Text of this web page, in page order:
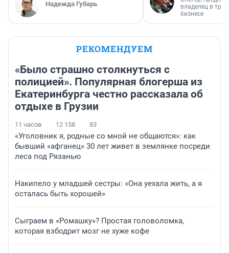
Надежда Губарь
владелец в
бизнесе
РЕКОМЕНДУЕМ
«Было страшно столкнуться с
полицией». Популярная блогерша из
Екатеринбурга честно рассказала об
отдыхе в Грузии
11 часов 12 158 83
«Уголовник я, родные со мной не общаются»: как
бывший «афганец» 30 лет живет в землянке посреди
леса под Рязанью
Накипело у младшей сестры: «Она уехала жить, а я
осталась быть хорошей»
Сыграем в «Ромашку»? Простая головоломка,
которая взбодрит мозг не хуже кофе